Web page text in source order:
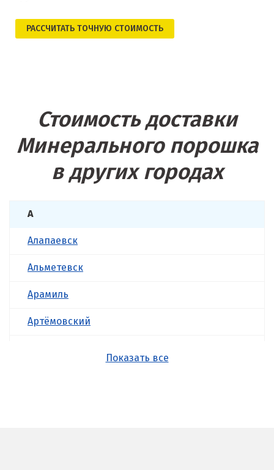
РАСCЧИТАТЬ ТОЧНУЮ СТОИМОСТЬ
Стоимость доставки
Минерального порошка
в других городах
А
Алапаевск
Альметевск
Арамиль
Артёмовский
Показать все